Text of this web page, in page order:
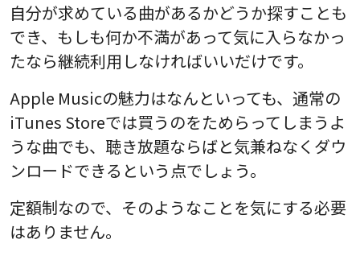
自分が求めている曲があるかどうか探すことも
でき、もしも何か不満があって気に入らなかっ
たなら継続利用しなければいいだけです。
Apple Musicの魅力はなんといっても、通常の
iTunes Storeでは買うのをためらってしまうよ
うな曲でも、聴き放題ならばと気兼ねなくダウ
ンロードできるという点でしょう。
定額制なので、そのようなことを気にする必要
はありません。